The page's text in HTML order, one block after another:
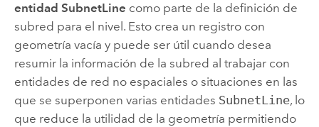
entidad SubnetLine como parte de la definición de
subred para el nivel. Esto crea un registro con
geometría vacía y puede ser útil cuando desea
resumir la información de la subred al trabajar con
entidades de red no espaciales o situaciones en las
que se superponen varias entidades SubnetLine, lo
que reduce la utilidad de la geometría permitiendo